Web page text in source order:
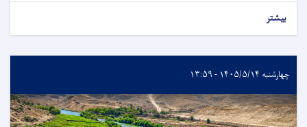
بیشتر
چهارشنبه ۱۴۰۵/۵/۱۴ - ۱۳:۵۹